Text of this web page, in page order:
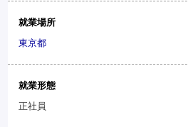
就業場所
東京都
就業形態
正社員